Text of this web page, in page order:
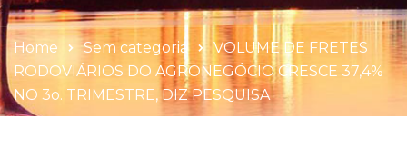
Home Sem categoria
VOLUME DE FRETES
RODOVIÁRIOS DO AGRONEGÓCIO CRESCE 37,4%
NO 3o. TRIMESTRE, DIZ PESQUISA